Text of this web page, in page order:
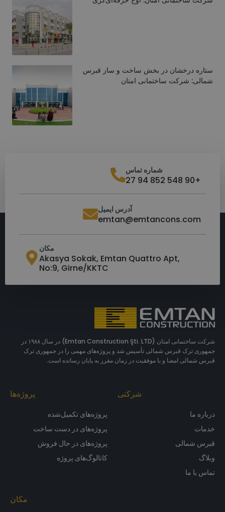
ستاره درخشان در بخش ساخت و ساز قبرس
شمالی: شرکت ساختمانی امتان
شماره تماس
+90 548 852 94 27
آدرس ایمیل
emtan@emtancons.com
مکان
Akasya Sokak, Emtan Quattro Apt,
No:9, Girne/KKTC
شرکت ساختمانی امتان (Emtan Construction Şti. LTD) در سال ۱۹۸۸ در
جمهوری ترک قبرس شمالی تأسیس شد و پروژه‌های مهمی را در جمهوری ترک
قبرس شمالی امضا و با موفقیت در زمان مقرر به پایان رسانده است.
شرکتی
درباره ما
خدمات
قبرس شمالی
وبلاگ
تماس با ما
پروژه‌ها
پروژه‌های تکمیل‌شده
پروژه‌های در دست ساخت
پروژه‌های در حال فروش
کاتالوگ‌های پروژه
مکان